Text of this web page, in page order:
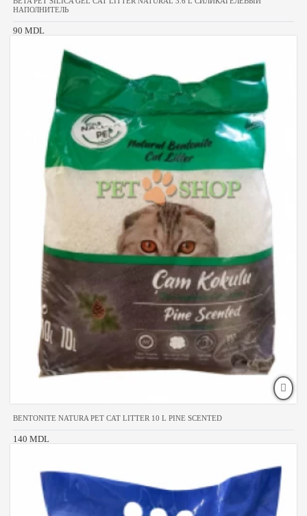
НАПОЛНИТЕЛЬ
90 MDL
BENTONITE NATURA PET CAT LITTER 10 L PINE SCENTED
140 MDL